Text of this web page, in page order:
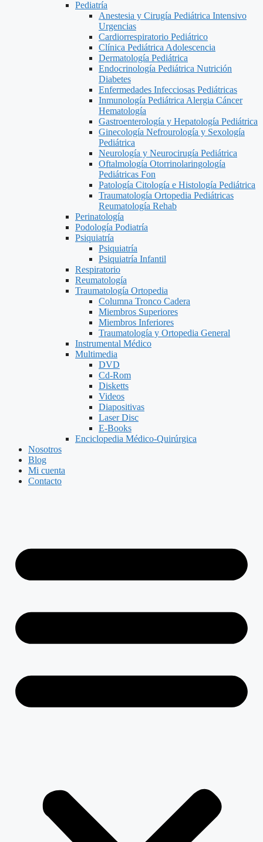
Pediatría
Anestesia y Cirugía Pediátrica Intensivo
Urgencias
Cardiorrespiratorio Pediátrico
Clínica Pediátrica Adolescencia
Dermatología Pediátrica
Endocrinología Pediátrica Nutrición
Diabetes
Enfermedades Infecciosas Pediátricas
Inmunología Pediátrica Alergia Cáncer
Hematología
Gastroenterología y Hepatología Pediátrica
Ginecología Nefrourología y Sexología
Pediátrica
Neurología y Neurocirugía Pediátrica
Oftalmología Otorrinolaringología
Pediátricas Fon
Patología Citología e Histología Pediátrica
Traumatología Ortopedia Pediátricas
Reumatología Rehab
Perinatología
Podología Podiatría
Psiquiatría
Psiquiatría
Psiquiatría Infantil
Respiratorio
Reumatología
Traumatología Ortopedia
Columna Tronco Cadera
Miembros Superiores
Miembros Inferiores
Traumatología y Ortopedia General
Instrumental Médico
Multimedia
DVD
Cd-Rom
Disketts
Videos
Diapositivas
Laser Disc
E-Books
Enciclopedia Médico-Quirúrgica
Nosotros
Blog
Mi cuenta
Contacto